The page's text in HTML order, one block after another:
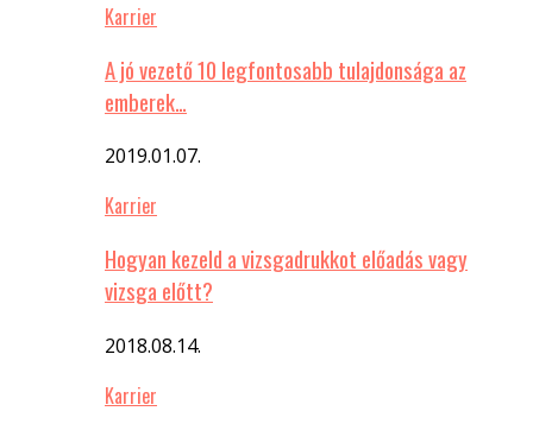
Karrier
A jó vezető 10 legfontosabb tulajdonsága az
emberek…
2019.01.07.
Karrier
Hogyan kezeld a vizsgadrukkot előadás vagy
vizsga előtt?
2018.08.14.
Karrier